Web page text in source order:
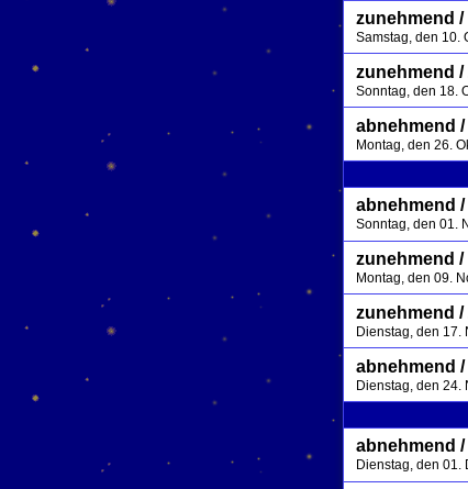
zunehmend /
Samstag, den 10.
zunehmend /
Sonntag, den 18.
abnehmend /
Montag, den 26.
abnehmend /
Sonntag, den 01.
zunehmend /
Montag, den 09.
zunehmend /
Dienstag, den 17.
abnehmend /
Dienstag, den 24.
abnehmend /
Dienstag, den 01.